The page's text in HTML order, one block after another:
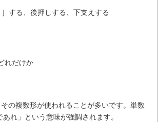
する、後押しする、下支えする
れだけか
の複数形が使われることが多いです。単数
れ」という意味が強調されます。